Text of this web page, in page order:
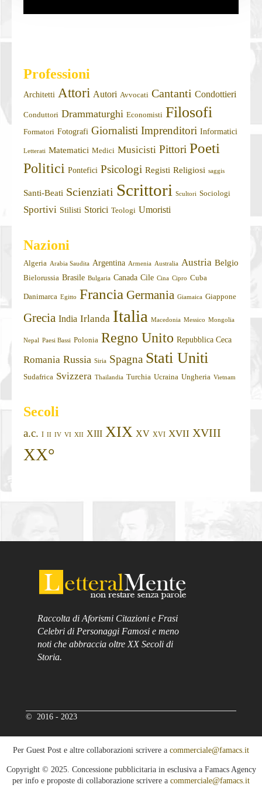
Professioni
Architetti Attori Autori Avvocati Cantanti Condottieri
Conduttori Drammaturghi Economisti Filosofi
Formatori Fotografi Giornalisti Imprenditori Informatici
Letterati Matematici Medici Musicisti Pittori Poeti
Politici Pontefici Psicologi Registi Religiosi saggis
Santi-Beati Scienziati Scrittori Scultori Sociologi
Sportivi Stilisti Storici Teologi Umoristi
Nazioni
Algeria Arabia Saudita Argentina Armenia Australia Austria Belgio
Bielorussia Brasile Bulgaria Canada Cile Cina Cipro Cuba
Danimarca Egitto Francia Germania Giamaica Giappone
Grecia India Irlanda Italia Macedonia Messico Mongolia
Nepal Paesi Bassi Polonia Regno Unito Repubblica Ceca
Romania Russia Siria Spagna Stati Uniti
Sudafrica Svizzera Thailandia Turchia Ucraina Ungheria Vietnam
Secoli
a.c. I II IV VI XII XIII XIX XV XVI XVII XVIII
XX°
Raccolta di Aforismi Citazioni e Frasi
Celebri di Personaggi Famosi e meno
noti che abbraccia oltre XX Secoli di
Storia.
© 2016 - 2023
Per Guest Post e altre collaborazioni scrivere a commerciale@famacs.it
Copyright © 2025. Concessione pubblicitaria in esclusiva a Famacs Agency
per info e proposte di collaborazione scrivere a commerciale@famacs.it